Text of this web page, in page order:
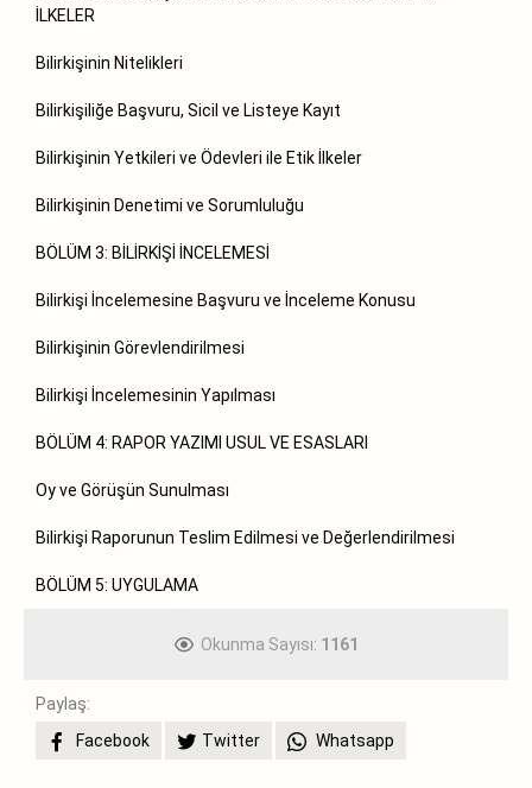
İLKELER
Bilirkişinin Nitelikleri
Bilirkişiliğe Başvuru, Sicil ve Listeye Kayıt
Bilirkişinin Yetkileri ve Ödevleri ile Etik İlkeler
Bilirkişinin Denetimi ve Sorumluluğu
BÖLÜM 3: BİLİRKİŞİ İNCELEMESİ
Bilirkişi İncelemesine Başvuru ve İnceleme Konusu
Bilirkişinin Görevlendirilmesi
Bilirkişi İncelemesinin Yapılması
BÖLÜM 4: RAPOR YAZIMI USUL VE ESASLARI
Oy ve Görüşün Sunulması
Bilirkişi Raporunun Teslim Edilmesi ve Değerlendirilmesi
BÖLÜM 5: UYGULAMA
Okunma Sayısı: 1161
Paylaş:
Facebook
Twitter Whatsapp